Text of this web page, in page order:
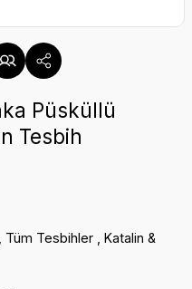
Püsküllü
Tesbih
Tüm Tesbihler
Katalin &